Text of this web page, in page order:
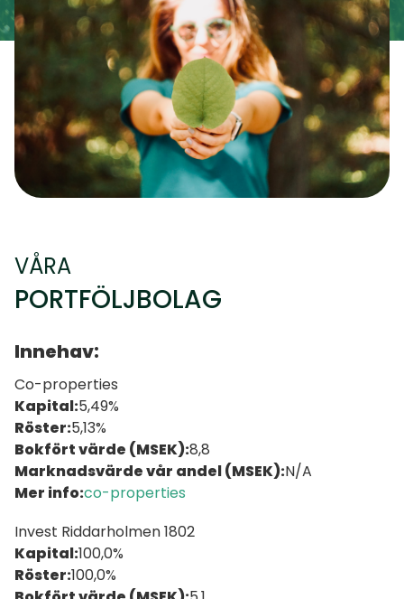
VÅRA
PORTFÖLJBOLAG
Innehav:
Co-properties
Kapital:5,49%
Röster:5,13%
Bokfört värde (MSEK):8,8
Marknadsvärde vår andel (MSEK):N/A
Mer info:co-properties
Invest Riddarholmen 1802
Kapital:100,0%
Röster:100,0%